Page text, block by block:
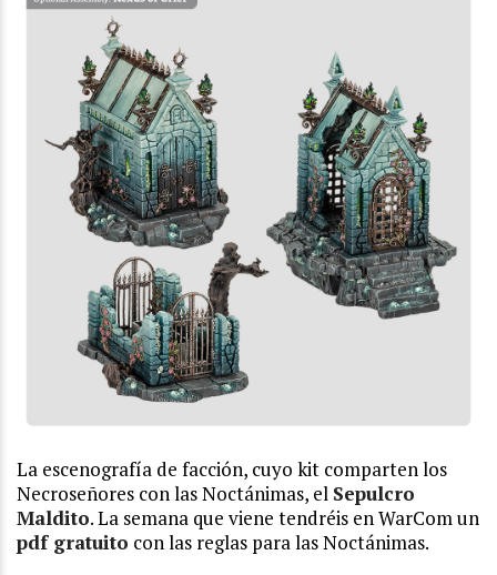
La escenografía de facción, cuyo kit comparten los
Necroseñores con las Noctánimas, el Sepulcro
Maldito. La semana que viene tendréis en WarCom un
pdf gratuito con las reglas para las Noctánimas.